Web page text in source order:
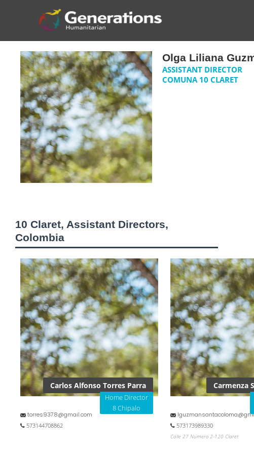
Olga Liliana
ASSISTANT DIRECTOR
COMUNA 10 CLARET
10 Claret, Assistant Directors,
Colombia
Carlos Alfonso Torres Parra
Home Director
8 Chipalo
torres9378@gmail.com
573144708862
Carmenza
573173989330
Calle 27 Numero 2-120 Claret